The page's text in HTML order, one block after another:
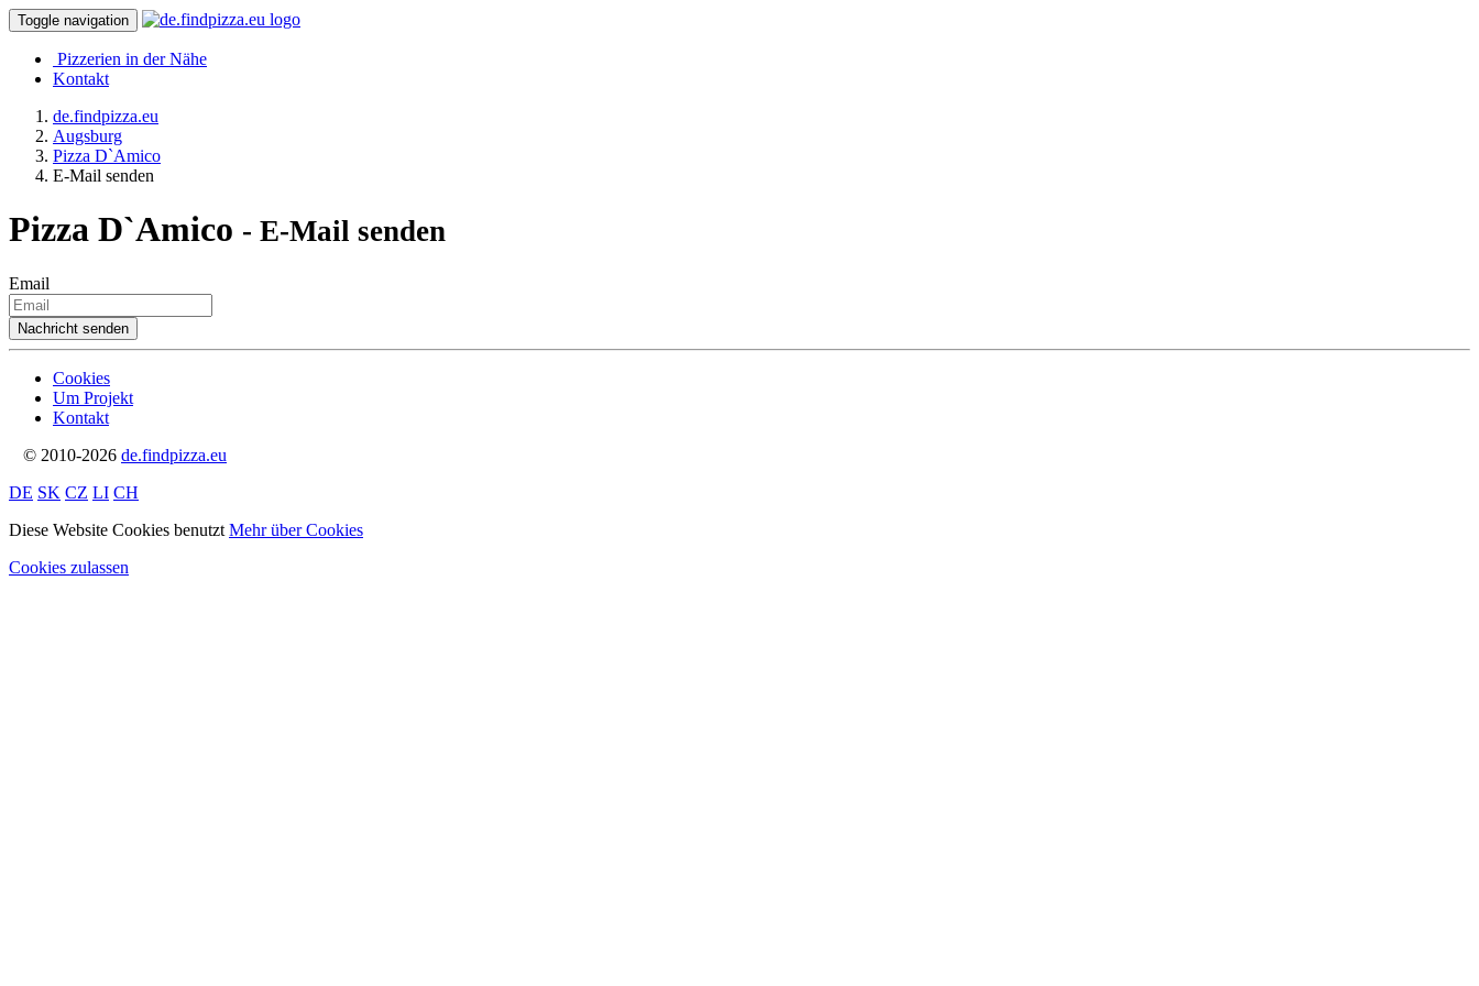
Toggle navigation
Pizzerien in der Nähe
Kontakt
de.findpizza.eu
Augsburg
Pizza D`Amico
E-Mail senden
Pizza D`Amico - E-Mail senden
Email
Cookies
Um Projekt
Kontakt
© 2010-2026 de.findpizza.eu
DE SK CZ LI CH
Diese Website Cookies benutzt Mehr über Cookies
Cookies zulassen